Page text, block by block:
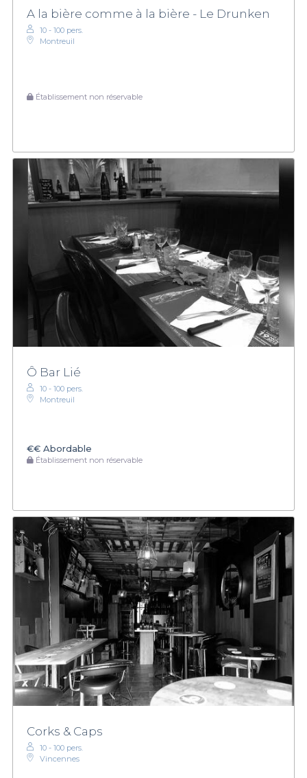
A la bière comme à la bière - Le Drunken
10 - 100 pers.
Montreuil
Établissement non réservable
Ô Bar Lié
10 - 100 pers.
Montreuil
€€ Abordable
Établissement non réservable
Corks & Caps
10 - 100 pers.
Vincennes